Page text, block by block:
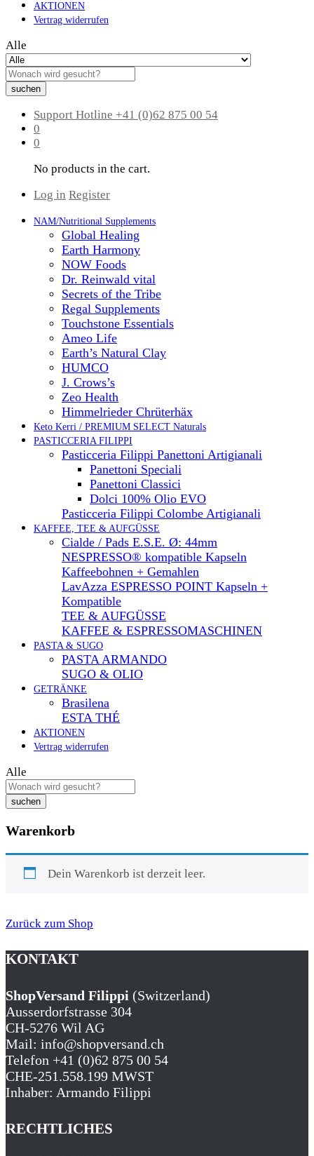
AKTIONEN
Vertrag widerrufen
Alle
suchen
Support Hotline +41 (0)62 875 00 54
0
0
No products in the cart.
Log in Register
NAM/Nutritional Supplements
Global Healing
Earth Harmony
NOW Foods
Dr. Reinwald vital
Secrets of the Tribe
Regal Supplements
Touchstone Essentials
Ameo Life
Earth’s Natural Clay
HUMCO
J. Crows’s
Zeo Health
Himmelrieder Chrüterhäx
Keto Kerri / PREMIUM SELECT Naturals
PASTICCERIA FILIPPI
Pasticceria Filippi Panettoni Artigianali
Panettoni Speciali
Panettoni Classici
Dolci 100% Olio EVO
Pasticceria Filippi Colombe Artigianali
KAFFEE, TEE & AUFGÜSSE
Cialde / Pads E.S.E. Ø: 44mm
NESPRESSO® kompatible Kapseln
Kaffeebohnen + Gemahlen
LavAzza ESPRESSO POINT Kapseln +
Kompatible
TEE & AUFGÜSSE
KAFFEE & ESPRESSOMASCHINEN
PASTA & SUGO
PASTA ARMANDO
SUGO & OLIO
GETRÄNKE
Brasilena
ESTA THÉ
AKTIONEN
Vertrag widerrufen
Alle
suchen
Warenkorb
Dein Warenkorb ist derzeit leer.
Zurück zum Shop
KONTAKT
ShopVersand Filippi (Switzerland)
Ausserdorfstrasse 304
CH-5276 Wil AG
Mail: info@shopversand.ch
Telefon +41 (0)62 875 00 54
CHE-251.558.199 MWST
Inhaber: Armando Filippi
RECHTLICHES